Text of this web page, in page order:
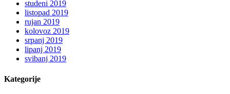
studeni 2019
listopad 2019
rujan 2019
kolovoz 2019
srpanj 2019
lipanj 2019
svibanj 2019
Kategorije